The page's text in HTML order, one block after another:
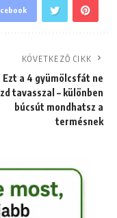
KÖVETKEZŐ CIKK
Ezt a 4 gyümölcsfát ne
tavasszal – különben
búcsút mondhatsz a
termésnek